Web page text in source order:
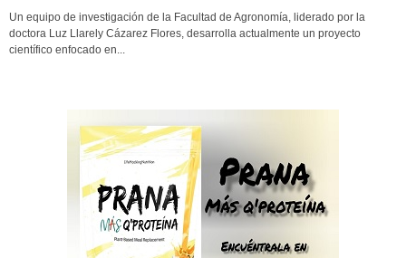
Un equipo de investigación de la Facultad de Agronomía, liderado por la
doctora Luz Llarely Cázarez Flores, desarrolla actualmente un proyecto
científico enfocado en...